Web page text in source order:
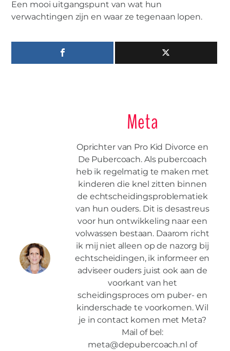
Een mooi uitgangspunt van wat hun
verwachtingen zijn en waar ze tegenaan lopen.
Meta
Oprichter van Pro Kid Divorce en
De Pubercoach. Als pubercoach
heb ik regelmatig te maken met
kinderen die knel zitten binnen
de echtscheidingsproblematiek
van hun ouders. Dit is desastreus
voor hun ontwikkeling naar een
volwassen bestaan. Daarom richt
ik mij niet alleen op de nazorg bij
echtscheidingen, ik informeer en
adviseer ouders juist ook aan de
voorkant van het
scheidingsproces om puber- en
kinderschade te voorkomen. Wil
je in contact komen met Meta?
Mail of bel:
meta@depubercoach.nl of